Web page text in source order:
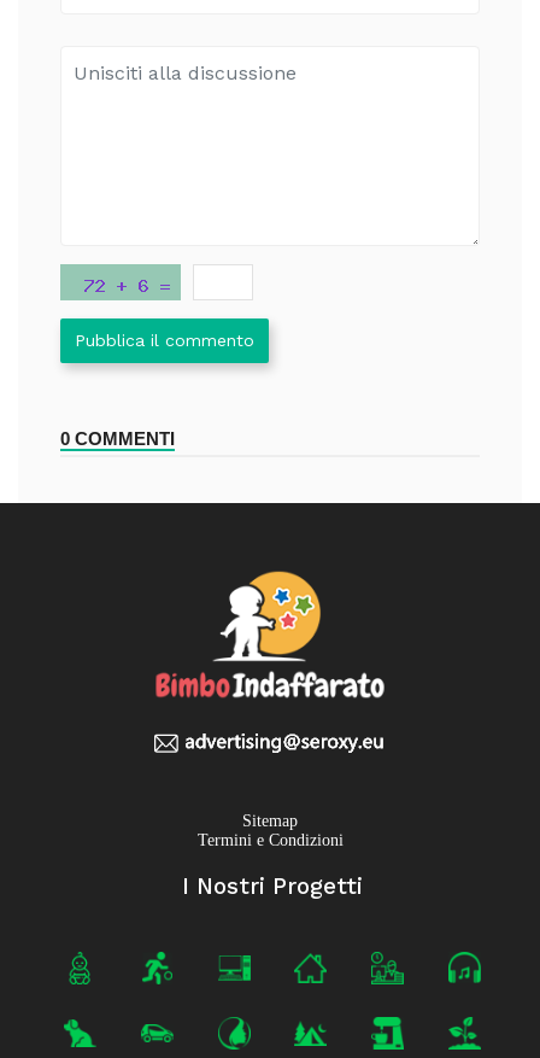
Pubblica il commento
0 COMMENTI
Sitemap
Termini e Condizioni
I Nostri Progetti